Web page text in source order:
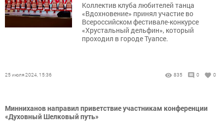
Коллектив клуба любителей танца
«Вдохновение» принял участие во
Всероссийском фестивале-конкурсе
«Хрустальный дельфин», который
проходил в городе Туапсе.
25 июля 2024, 15:36 835 0 0
Минниханов направил приветствие участникам конференции
«Духовный Шелковый путь»